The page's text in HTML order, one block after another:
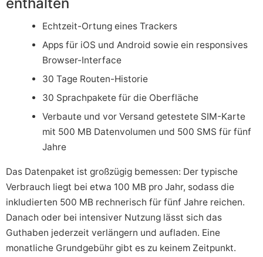
Echtzeit-Ortung eines Trackers
Apps für iOS und Android sowie ein responsives
Browser-Interface
30 Tage Routen-Historie
30 Sprachpakete für die Oberfläche
Verbaute und vor Versand getestete SIM-Karte
mit 500 MB Datenvolumen und 500 SMS für fünf
Jahre
Das Datenpaket ist großzügig bemessen: Der typische
Verbrauch liegt bei etwa 100 MB pro Jahr, sodass die
inkludierten 500 MB rechnerisch für fünf Jahre reichen.
Danach oder bei intensiver Nutzung lässt sich das
Guthaben jederzeit verlängern und aufladen. Eine
monatliche Grundgebühr gibt es zu keinem Zeitpunkt.